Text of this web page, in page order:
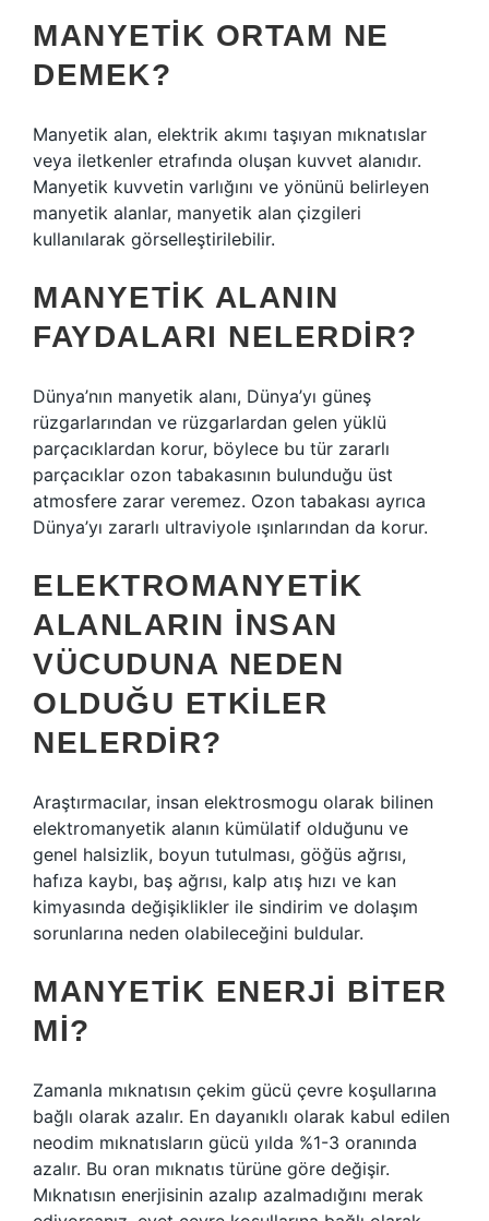
MANYETIK ORTAM NE
DEMEK?
Manyetik alan, elektrik akımı taşıyan mıknatıslar
veya iletkenler etrafında oluşan kuvvet alanıdır.
Manyetik kuvvetin varlığını ve yönünü belirleyen
manyetik alanlar, manyetik alan çizgileri
kullanılarak görselleştirilebilir.
MANYETIK ALANIN
FAYDALARI NELERDIR?
Dünya’nın manyetik alanı, Dünya’yı güneş
rüzgarlarından ve rüzgarlardan gelen yüklü
parçacıklardan korur, böylece bu tür zararlı
parçacıklar ozon tabakasının bulunduğu üst
atmosfere zarar veremez. Ozon tabakası ayrıca
Dünya’yı zararlı ultraviyole ışınlarından da korur.
ELEKTROMANYETIK
ALANLARIN INSAN
VÜCUDUNA NEDEN
OLDUĞU ETKILER
NELERDIR?
Araştırmacılar, insan elektrosmogu olarak bilinen
elektromanyetik alanın kümülatif olduğunu ve
genel halsizlik, boyun tutulması, göğüs ağrısı,
hafıza kaybı, baş ağrısı, kalp atış hızı ve kan
kimyasında değişiklikler ile sindirim ve dolaşım
sorunlarına neden olabileceğini buldular.
MANYETIK ENERJI BITER
MI?
Zamanla mıknatısın çekim gücü çevre koşullarına
bağlı olarak azalır. En dayanıklı olarak kabul edilen
neodim mıknatısların gücü yılda %1-3 oranında
azalır. Bu oran mıknatıs türüne göre değişir.
Mıknatısın enerjisinin azalıp azalmadığını merak